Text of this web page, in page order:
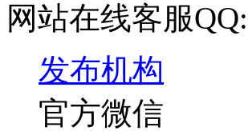
网站在线客服QQ:
发布机构
官方微信